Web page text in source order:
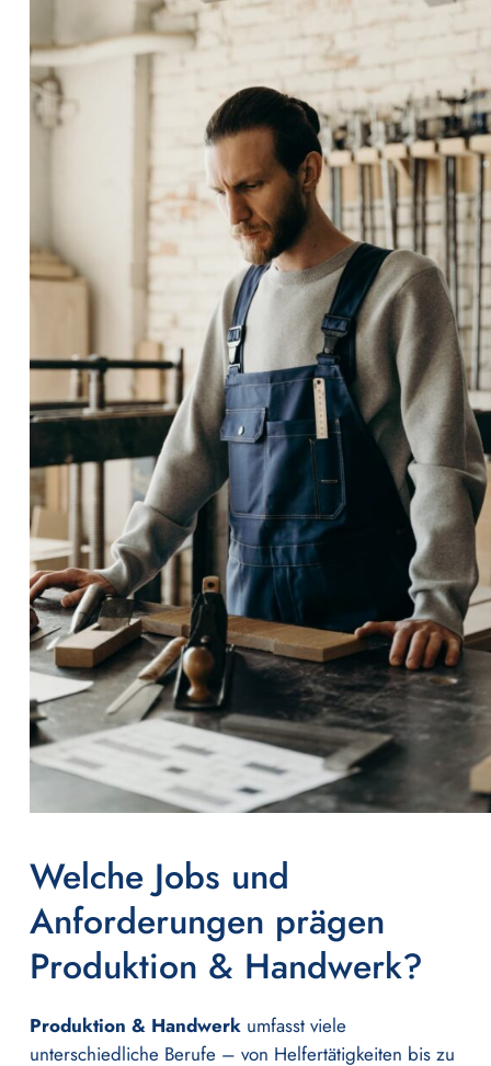
Welche Jobs und
Anforderungen prägen
Produktion & Handwerk?
Produktion & Handwerkumfasst viele
unterschiedliche Berufe – von Helfertätigkeiten bis zu